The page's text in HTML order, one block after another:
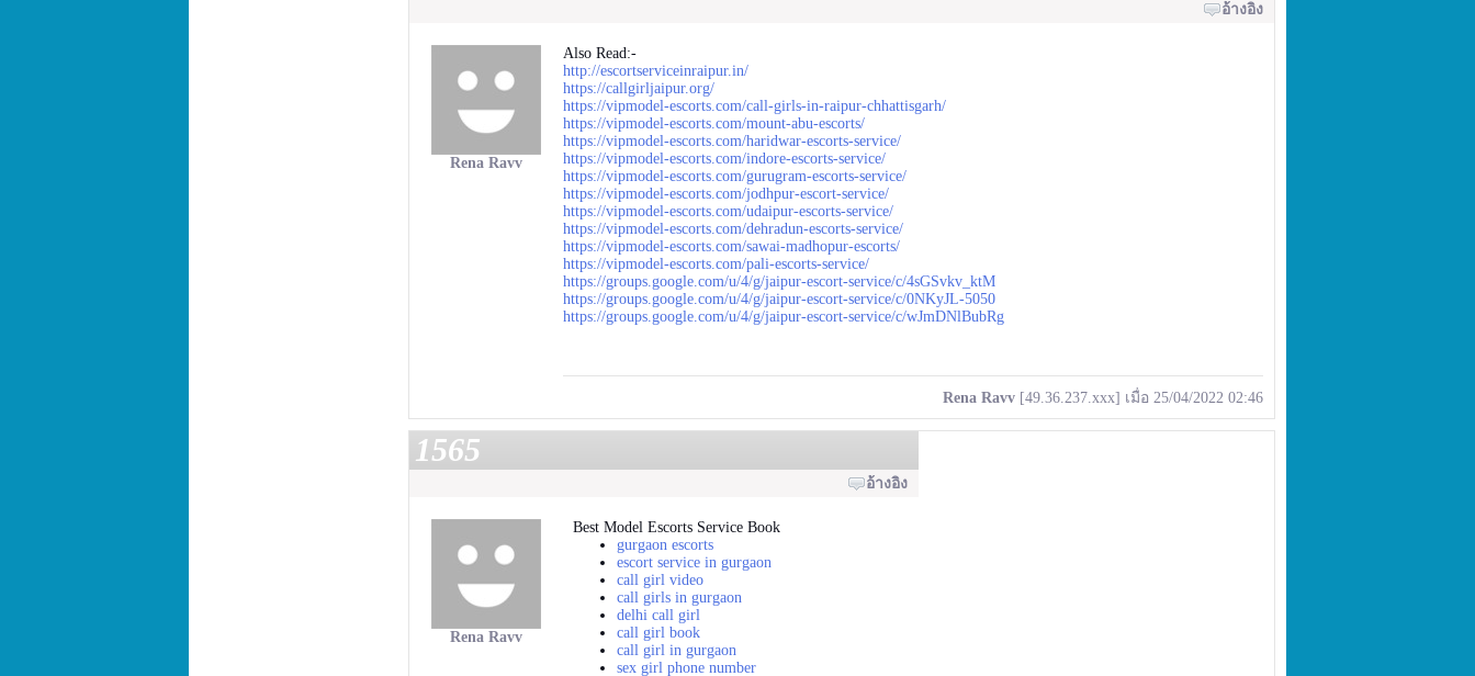
อ้างอิง
Rena Ravv
Also Read:-
http://escortserviceinraipur.in/
https://callgirljaipur.org/
https://vipmodel-escorts.com/call-girls-in-raipur-chhattisgarh/
https://vipmodel-escorts.com/mount-abu-escorts/
https://vipmodel-escorts.com/haridwar-escorts-service/
https://vipmodel-escorts.com/indore-escorts-service/
https://vipmodel-escorts.com/gurugram-escorts-service/
https://vipmodel-escorts.com/jodhpur-escort-service/
https://vipmodel-escorts.com/udaipur-escorts-service/
https://vipmodel-escorts.com/dehradun-escorts-service/
https://vipmodel-escorts.com/sawai-madhopur-escorts/
https://vipmodel-escorts.com/pali-escorts-service/
https://groups.google.com/u/4/g/jaipur-escort-service/c/4sGSvkv_ktM
https://groups.google.com/u/4/g/jaipur-escort-service/c/0NKyJL-5050
https://groups.google.com/u/4/g/jaipur-escort-service/c/wJmDNlBubRg
Rena Ravv [49.36.237.xxx] เมื่อ 25/04/2022 02:46
1565
อ้างอิง
Rena Ravv
Best Model Escorts Service Book
gurgaon escorts
escort service in gurgaon
call girl video
call girls in gurgaon
delhi call girl
call girl book
call girl in gurgaon
sex girl phone number